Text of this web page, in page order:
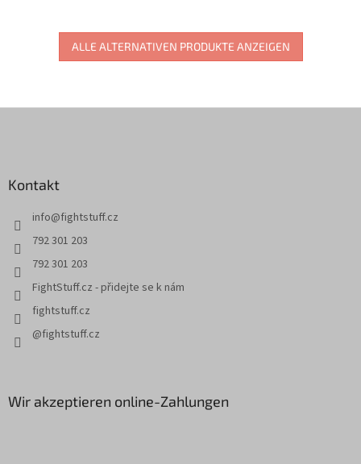
ALLE ALTERNATIVEN PRODUKTE ANZEIGEN
Kontakt
info@fightstuff.cz
792 301 203
792 301 203
FightStuff.cz - přidejte se k nám
fightstuff.cz
@fightstuff.cz
Wir akzeptieren online-Zahlungen